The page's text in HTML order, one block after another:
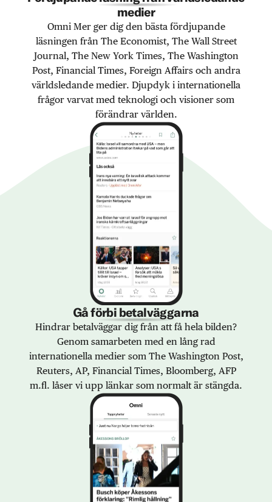
medier
Omni Mer ger dig den bästa fördjupande
läsningen från The Economist, The Wall Street
Journal, The New York Times, The Washington
Post, Financial Times, Foreign Affairs och andra
världsledande medier. Djupdyk i internationella
frågor varvat med teknologi och visioner som
förändrar världen.
Gå förbi betalväggarna
Hindrar betalväggar dig från att få hela bilden?
Genom samarbeten med en lång rad
internationella medier som The Washington Post,
Reuters, AP, Financial Times, Bloomberg, AFP
m.fl. låser vi upp länkar som normalt är stängda.